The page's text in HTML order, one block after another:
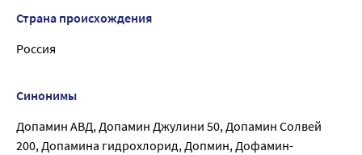
Страна происхождения
Россия
Синонимы
Допамин АВД, Допамин Джулини 50, Допамин Солвей
200, Допамина гидрохлорид, Допмин, Дофамин-